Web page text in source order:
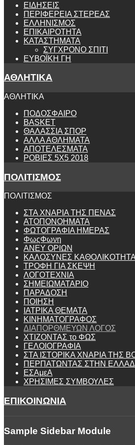
ΕΙΔΗΣΕΙΣ
ΠΕΡΙΦΕΡΕΙΑ ΣΤΕΡΕΑΣ
ΕΛΛΗΝΙΣΜΟΣ
ΕΠΙΚΑΙΡΟΤΗΤΑ
ΚΑΤΑΣΤΗΜΑΤΑ
ΣΥΓΧΡΟΝΟ ΣΠΙΤΙ
ΕΥΒΟΪΚΗ ΓΗ
ΑΘΛΗΤΙΚΑ
ΑΘΛΗΤΙΚΑ
ΠΟΔΟΣΦΑΙΡΟ
BASKET
ΘΑΛΑΣΣΙΑ ΣΠΟΡ
ΑΛΛΑ ΑΘΛΗΜΑΤΑ
ΑΠΟΤΕΛΕΣΜΑΤΑ
ΡΟΒΙΕΣ 5Χ5 2018
ΠΟΛΙΤΙΣΜΟΣ
ΠΟΛΙΤΙΣΜΟΣ
ΣΤΑ ΧΝΑΡΙΑ ΤΗΣ ΠΕΝΑΣ
ΑΤΟΠΟΝΟΗΜΑΤΑ
ΦΩΤΟΓΡΑΦΙΑ ΗΜΕΡΑΣ
ΦωςΦωνη
ANEY ΟΡΙΩΝ
ΚΑΛΟΣΥΝΕΣ
ΤΡΟΦΗ ΓΙΑ ΣΚΕΨΗ
ΛΟΓΟΤΕΧΝΙΑ
ΣΗΜΕΙΩΜΑΤΑΡΙΟ
ΠΑΡΑΔΟΣΗ
ΠΟΙΗΣΗ
ΙΑΤΡΙΚΑ ΘΕΜΑΤΑ
ΚΙΝΗΜΑΤΟΓΡΑΦΟΣ
ΔΙΑΠΟΡΘΜΕΥΩΝ ΛΟΓΟΣ
ΧΤΙΖΟΝΤΑΣ το ΦΩΣ
ΓΕΛΟΙΟΓΡΑΦΙΑ
ΣΤΑ ΙΣΤΟΡΙΚΑ ΧΝΑΡΙΑ ΤΗΣ
ΠΕΡΠΑΤΩΝΤΑΣ ΣΤΗΝ
ΕΣΑμεΑ
ΧΡΗΣΙΜΕΣ ΣΥΜΒΟΥΛΕΣ
ΕΠΙΚΟΙΝΩΝΙΑ
Sample Sidebar Module